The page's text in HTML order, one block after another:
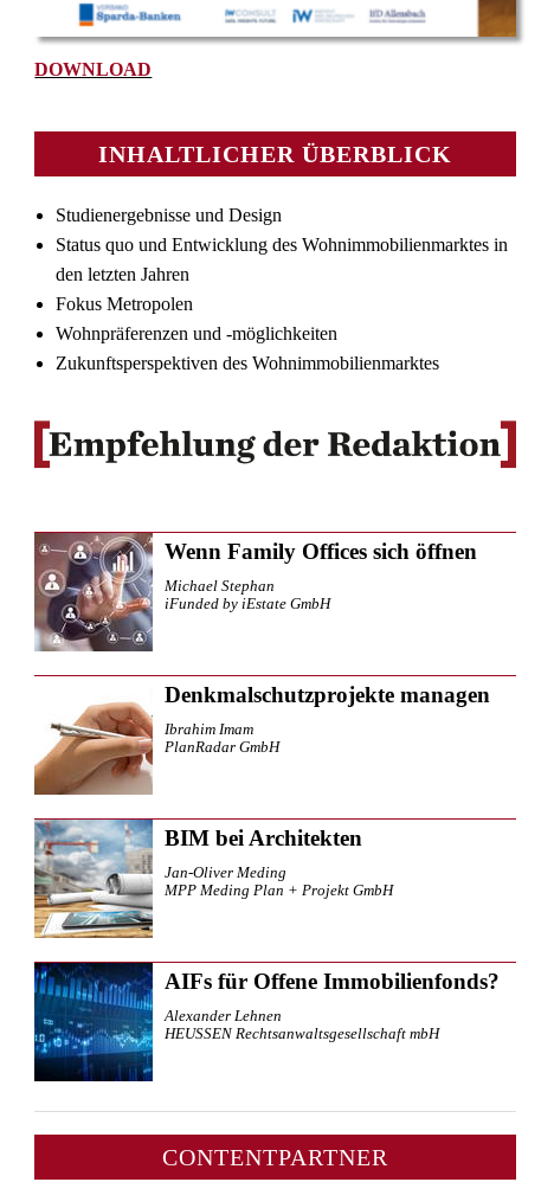
DOWNLOAD
INHALTLICHER ÜBERBLICK
Studienergebnisse und Design
Status quo und Entwicklung des Wohnimmobilienmarktes in
den letzten Jahren
Fokus Metropolen
Wohnpräferenzen und -möglichkeiten
Zukunftsperspektiven des Wohnimmobilienmarktes
Wenn Family Offices sich öffnen
Michael Stephan
iFunded by iEstate GmbH
Denkmalschutzprojekte managen
Ibrahim Imam
PlanRadar GmbH
BIM bei Architekten
Jan-Oliver Meding
MPP Meding Plan + Projekt GmbH
AIFs für Offene Immobilienfonds?
Alexander Lehnen
HEUSSEN Rechtsanwaltsgesellschaft mbH
CONTENTPARTNER